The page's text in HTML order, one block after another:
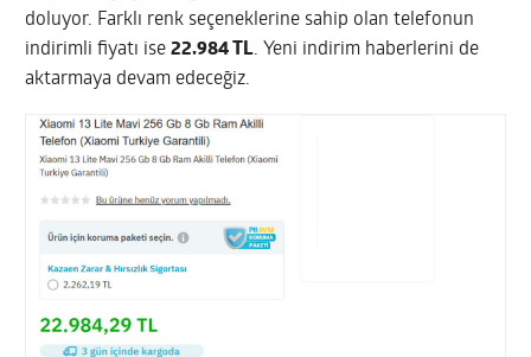
doluyor. Farklı renk seçeneklerine sahip olan telefonun
indirimli fiyatı ise22.984 TL. Yeni indirim haberlerini de
aktarmaya devam edeceğiz.